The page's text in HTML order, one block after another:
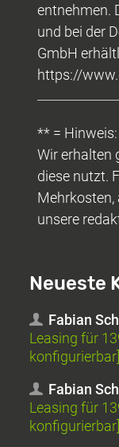
entnehmen.
und bei der
GmbH
https://
** =
Wir erhalten
diese nutzt.
unsere
Neueste
Fabian
Leasing für
konfigurierbar]
Fabian
Leasing für
konfigurierbar]